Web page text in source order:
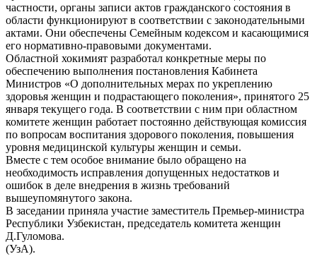
частности, органы записи актов гражданского состояния в
области функционируют в соответствии с законодательными
актами. Они обеспечены Семейным кодексом и касающимися
его нормативно-правовыми документами.
Областной хокимият разработал конкретные меры по
обеспечению выполнения постановления Кабинета
Министров «О дополнительных мерах по укреплению
здоровья женщин и подрастающего поколения», принятого 25
января текущего года. В соответствии с ним при областном
комитете женщин работает постоянно действующая комиссия
по вопросам воспитания здорового поколения, повышения
уровня медицинской культуры женщин и семьи.
Вместе с тем особое внимание было обращено на
необходимость исправления допущенных недостатков и
ошибок в деле внедрения в жизнь требований
вышеупомянутого закона.
В заседании приняла участие заместитель Премьер-министра
Республики Узбекистан, председатель комитета женщин
Д.Гуломова.
(УзА).